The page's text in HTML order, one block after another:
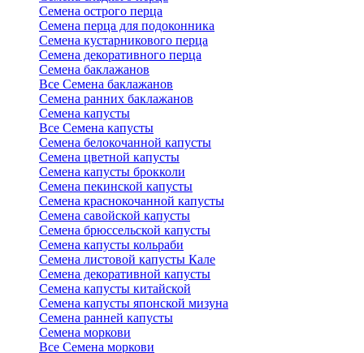
Семена острого перца
Семена перца для подоконника
Семена кустарникового перца
Семена декоративного перца
Семена баклажанов
Все Семена баклажанов
Семена ранних баклажанов
Семена капусты
Все Семена капусты
Семена белокочанной капусты
Семена цветной капусты
Семена капусты брокколи
Семена пекинской капусты
Семена краснокочанной капусты
Семена савойской капусты
Семена брюссельской капусты
Семена капусты кольраби
Семена листовой капусты Кале
Семена декоративной капусты
Семена капусты китайской
Семена капусты японской мизуна
Семена ранней капусты
Семена моркови
Все Семена моркови